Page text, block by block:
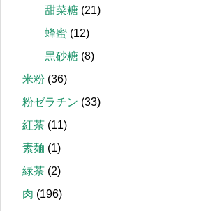
甜菜糖 (21)
蜂蜜 (12)
黒砂糖 (8)
米粉 (36)
粉ゼラチン (33)
紅茶 (11)
素麺 (1)
緑茶 (2)
肉 (196)